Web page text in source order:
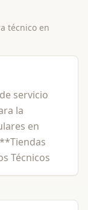
técnico en
servicio
la
en
Técnicos